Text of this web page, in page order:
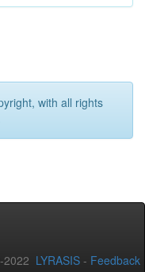
with all rights
2022 LYRASIS - Feedback